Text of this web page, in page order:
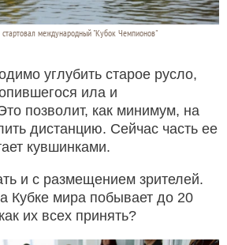
международный "Кубок Чемпионов"
углубить старое русло,
ила и
позволит, как минимум, на
дистанцию. Сейчас часть ее
кувшинками.
и с размещением зрителей.
Кубке мира побывает до 20
их всех принять?